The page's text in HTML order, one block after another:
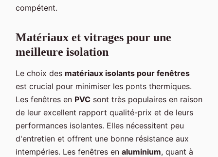
compétent.
Matériaux et vitrages pour une
meilleure isolation
Le choix des matériaux isolants pour fenêtres
est crucial pour minimiser les ponts thermiques.
Les fenêtres en PVC sont très populaires en raison
de leur excellent rapport qualité-prix et de leurs
performances isolantes. Elles nécessitent peu
d'entretien et offrent une bonne résistance aux
intempéries. Les fenêtres en aluminium, quant à